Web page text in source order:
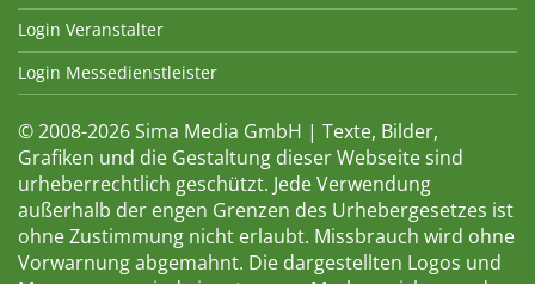
Login Veranstalter
Login Messedienstleister
© 2008-2026 Sima Media GmbH | Texte, Bilder,
Grafiken und die Gestaltung dieser Webseite sind
urheberrechtlich geschützt. Jede Verwendung
außerhalb der engen Grenzen des Urhebergesetzes ist
ohne Zustimmung nicht erlaubt. Missbrauch wird ohne
Vorwarnung abgemahnt. Die dargestellten Logos und